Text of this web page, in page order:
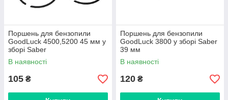
Поршень для бензопили
GoodLuck 4500,5200 45 мм у
зборі Saber
В наявності
105 ₴
Поршень для бензопили
GoodLuck 3800 у зборі Saber
39 мм
В наявності
120 ₴